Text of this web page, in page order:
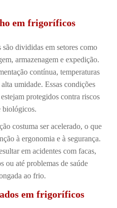
em frigoríficos
divididas em setores como
armazenagem e expedição.
contínua, temperaturas
umidade. Essas condições
protegidos contra riscos
biológicos.
costuma ser acelerado, o que
à ergonomia e à segurança.
em acidentes com facas,
ou até problemas de saúde
ao frio.
em frigoríficos